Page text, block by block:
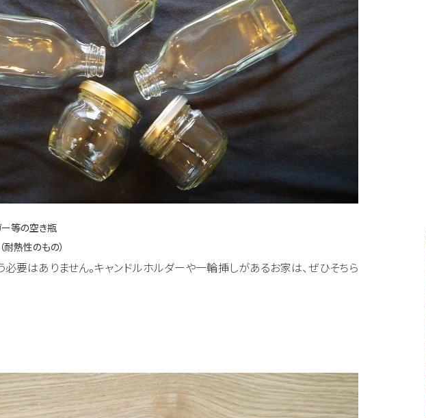
ー等の空き瓶
熱性のもの）
要はありません。キャンドルホルダーや一輪挿しがあるお家は、ぜひそちら